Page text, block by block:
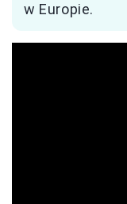
w Europie.